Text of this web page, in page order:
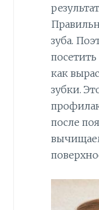
зуба.
посетить
как
зубки.
после